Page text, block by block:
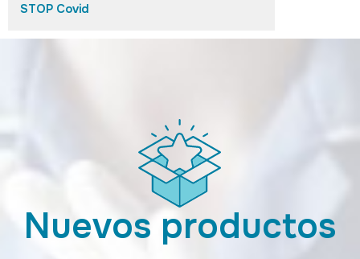
STOP Covid
Nuevos productos